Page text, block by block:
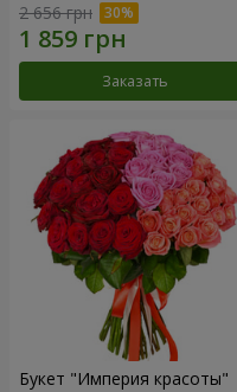
2 656 грн
Заказать
Букет "Империя красоты"